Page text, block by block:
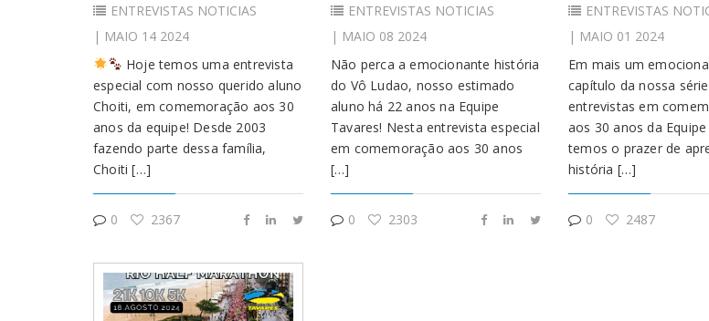
ENTREVISTAS NOTICIAS
| MAIO 14 2024
Hoje temos uma entrevista
especial com nosso querido aluno
Choiti, em comemoração aos 30
anos da equipe! Desde 2003
fazendo parte dessa família,
Choiti […]
0 2367
ENTREVISTAS NOTICIAS
| MAIO 08 2024
Não perca a emocionante história
do Vô Ludao, nosso estimado
aluno há 22 anos na Equipe
Tavares! Nesta entrevista especial
em comemoração aos 30 anos
[…]
0 2303
ENTREVISTAS
| MAIO 01 2024
Em mais um
capítulo da nossa
entrevistas em
aos 30 anos da
temos o prazer de
história […]
0 2487